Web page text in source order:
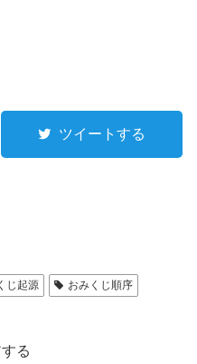
ツイートする
じ起源
おみくじ順序
る